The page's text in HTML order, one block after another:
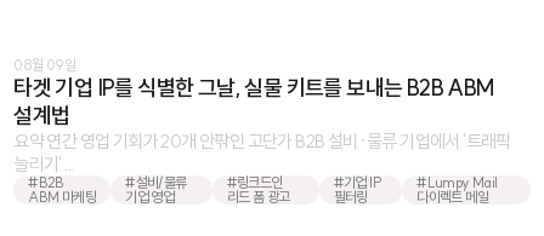
08월 09일
타겟 기업 IP를 식별한 그날, 실물 키트를 보내는 B2B ABM
설계법
요약 연간 영업 기회가 20개 안팎인 고단가 B2B 설비·물류 기업에서 '트래픽
늘리기' ...
#B2B
ABM 마케팅
#설비/물류
기업 영업
#링크드인
리드 폼 광고
#기업 IP
필터링
#Lumpy Mail
다이렉트 메일